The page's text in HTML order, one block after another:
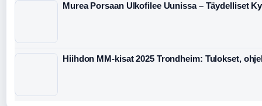
Murea Porsaan Ulkofilee Uunissa – Täydelliset
Hiihdon MM-kisat 2025 Trondheim: Tulokset,